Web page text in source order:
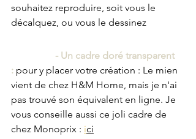
souhaitez reproduire, soit vous le
décalquez, ou vous le dessinez
- Un cadre doré transparent
: pour y placer votre création : Le mien
vient de chez H&M Home, mais je n'ai
pas trouvé son équivalent en ligne. Je
vous conseille aussi ce joli cadre de
chez Monoprix : ici